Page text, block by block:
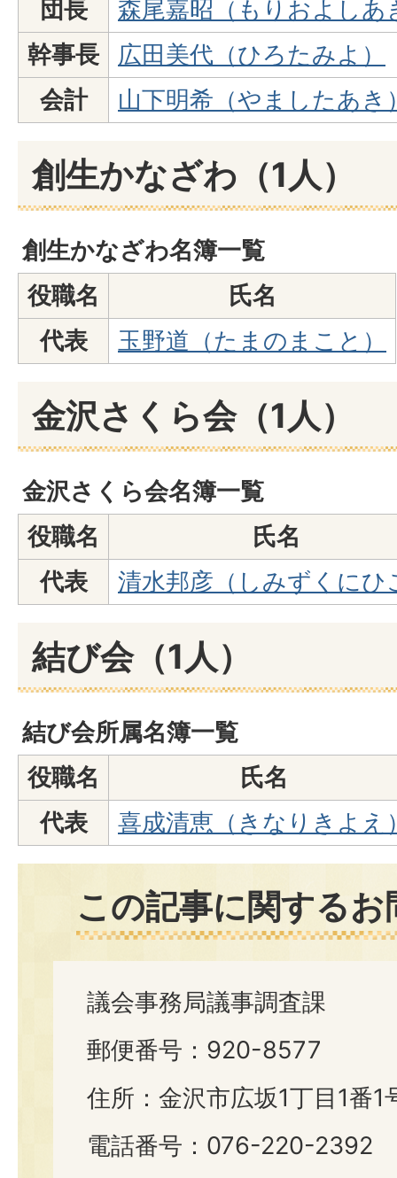
団長
森尾嘉昭（もりおよしあ
幹事長
広田美代（ひろたみよ）
会計
山下明希（やましたあき
創生かなざわ（1人）
創生かなざわ名簿一覧
役職名
氏名
代表
玉野道（たまのまこと）
金沢さくら会（1人）
金沢さくら会名簿一覧
役職名
氏名
代表
清水邦彦（しみずくにひ
結び会（1人）
結び会所属名簿一覧
役職名
氏名
代表
喜成清恵（きなりきよえ
この記事に関する
議会事務局議事調査課
郵便番号：920-8577
住所：金沢市広坂1丁目1番1
電話番号：076-220-2392